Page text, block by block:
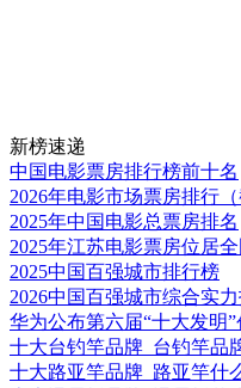
新榜速递
中国电影票房排行榜前十名
2026年电影市场票房排行（
2025年中国电影总票房排名
2025年江苏电影票房位居
2025中国百强城市排行榜
2026中国百强城市综合实
华为公布第六届“十大发明
十大台钓竿品牌_台钓竿品
十大路亚竿品牌_路亚竿什